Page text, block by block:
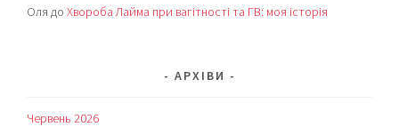
Оля доХвороба Лайма при вагітності та ГВ: моя історія
АРХІВИ
Червень 2026